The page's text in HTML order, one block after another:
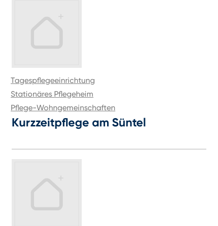
Tagespflegeeinrichtung
Stationäres Pflegeheim
Pflege-Wohngemeinschaften
Kurzzeitpflege am Süntel